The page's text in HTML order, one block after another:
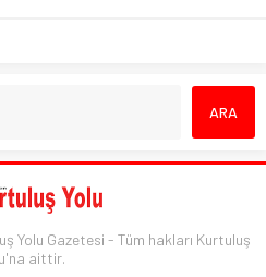
Yolu Gazetesi - Tüm hakları Kurtuluş
aittir.